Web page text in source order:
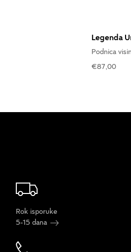
Legenda
Podnica
€87,00
Rok isporuke
5-15 dana